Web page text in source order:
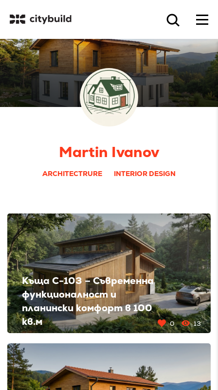
Martin Ivanov
ARCHITECTRURE INTERIOR DESIGN
Къща C-103 – Съвременна
функционалност и
планински комфорт в 100
кв.м
0 13